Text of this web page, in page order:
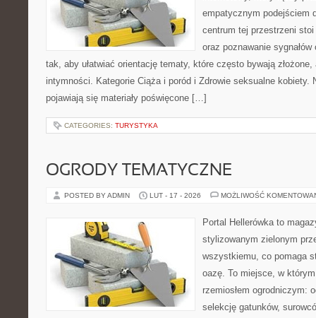
empatycznym podejściem
centrum tej przestrzeni
oraz poznawanie
tak, aby ułatwiać orientację tematy, które często bywają
intymności. Kategorie Ciąża i poród i Zdrowie seksualne kobiety.
pojawiają się materiały poświęcone […]
CATEGORIES: TURYSTYKA
OGRODY TEMATYCZNE
POSTED BY ADMIN LUT - 17 - 2026 MOŻLIWOŚĆ
Portal Hellerówka to
stylizowanym zielonym
wszystkiemu, co pomaga
oazę. To miejsce, w
rzemiosłem ogrodniczym:
selekcję gatunków,